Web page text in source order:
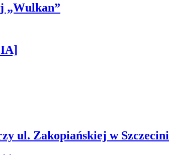
„Wulkan”
ul. Zakopiańskiej w